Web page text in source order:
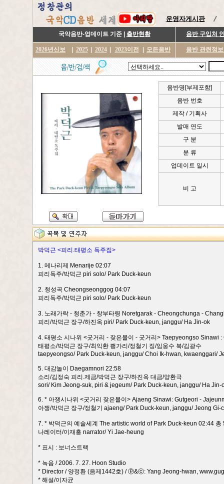
운영자게시판
국악음반-업데이트 기준 | 출반현황 음반 구입처
2026년신보 2025 2024 2023이전 모든음반 음반 관련정
음반명[부제포함]
음반 번호
제작 / 기획사
발매 연도
구 분
분 류
업데이트 일시
비 고
박덕근 <피리.태평소 독주집>
1. 메나리제 Menarije 02:07
피리독주/박덕근 piri solo/ Park Duck-keun
2. 청성곡 Cheongseonggog 04:07
피리독주/박덕근 piri solo/ Park Duck-keun
3. 노래가락 - 청춘가 - 창부타령 Noretgarak - Cheongchunga -
피리/박덕근 장구/하진옥 piri/ Park Duck-keun, janggu/ Ha Jin-ok
4. 태평소 시나위 <굿거리 - 잦은몰이 - 굿거리> Taepyeongso Sinawi
태평소/박덕근 장구/최익환 쾡가리/정철기 징/임웅수 북/김광수
taepyeongso/ Park Duck-keun, janggu/ Choi Ik-hwan, kwaenggari/
5. 대감놀이 Daegamnori 22:58
소리/김정숙 피리.제금/박덕근 장구/하진옥 대금/양환극
sori/ Kim Jeong-suk, piri & jegeum/ Park Duck-keun, janggu/ Ha
6. * 아쟁시나위 <굿거리 잦은몰이> Ajaeng Sinawi: Gutgeori -
아쟁/박덕근 장구/정철기 ajaeng/ Park Duck-keun, janggu/ Jeong Gi-
7. * 박덕근의 예술세계 The artistic world of Park Duck-keun 02:44 총
나레이터/이재흥 narrator/ Yi Jae-heung
* 표시 : 보너스트랙
* 녹음 / 2006. 7. 27. Hoon Studio
* Director / 양정환 (음제1442호) / ⓟ&ⓒ: Yang Jeong-hwan,
* 해설/이자균